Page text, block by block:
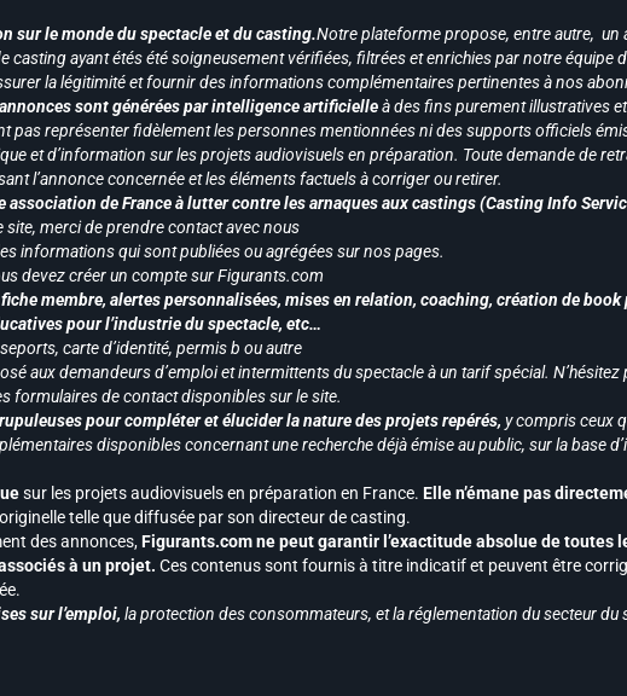
sur le monde du spectacle et du casting.Notre plateforme propose, entre autre, un
ayant étés été soigneusement vérifiées, filtrées et enrichies par notre équipe
la légitimité et fournir des informations complémentaires pertinentes à nos
sont générées par intelligence artificielleà des fins purement illustratives
pas représenter fidèlement les personnes mentionnées ni des supports officiels
et d’information sur les projets audiovisuels en préparation. Toute demande de
l’annonce concernée et les éléments factuels à corriger ou retirer.
association de France à lutter contre les arnaques aux castings (Casting Info
merci de prendre contact avec nous
informations qui sont publiées ou agrégées sur nos pages.
devez créer un compte sur Figurants.com
membre, alertes personnalisées, mises en relation, coaching, création de
pour l’industrie du spectacle, etc…
carte d’identité, permis b ou autre
aux demandeurs d’emploi et intermittents du spectacle à un tarif spécial.
formulaires de contact disponibles sur le site.
pour compléter et élucider la nature des projets repérés, y compris ceux
disponibles concernant une recherche déjà émise au public, sur la base
sur les projets audiovisuels en préparation en France. Elle n’émane pas
telle que diffusée par son directeur de casting.
des annonces,Figurants.com ne peut garantir l’exactitude absolue de toutes
à un projet. Ces contenus sont fournis à titre indicatif et peuvent être
sur l’emploi, la protection des consommateurs, et la réglementation du secteur du